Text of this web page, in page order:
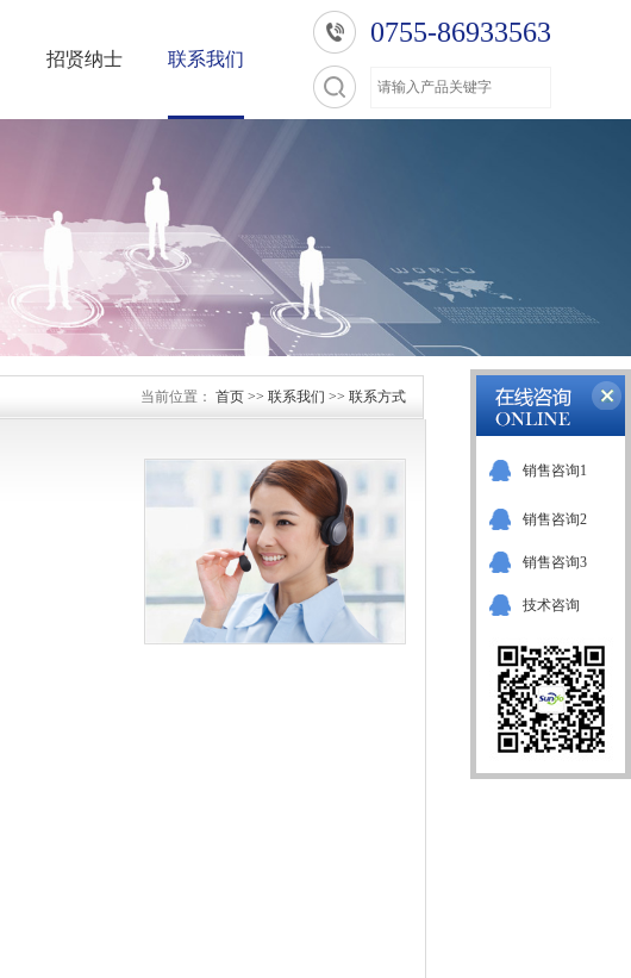
招贤纳士 联系我们
0755-86933563
当前位置： 首页 >> 联系我们 >> 联系方式
销售咨询1
销售咨询2
销售咨询3
技术咨询